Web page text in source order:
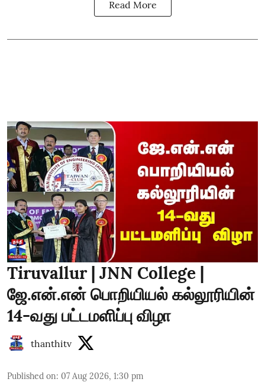
Read More
Tiruvallur | JNN College |
ஜே.என்.என் பொறியியல் கல்லூரியின்
14-வது பட்டமளிப்பு விழா
thanthitv
Published on: 07 Aug 2026, 1:30 pm